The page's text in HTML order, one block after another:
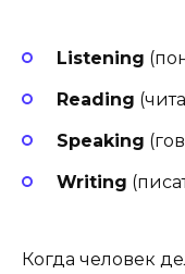
Listening
Reading
Speaking
Writing
Когда человек